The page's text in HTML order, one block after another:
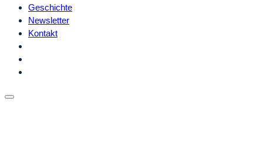
Geschichte
Newsletter
Kontakt